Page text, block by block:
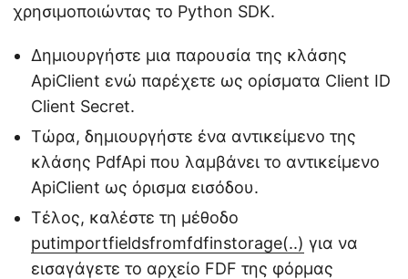
χρησιμοποιώντας το Python SDK.
Δημιουργήστε μια παρουσία της κλάσης
ApiClient ενώ παρέχετε ως ορίσματα Client ID
Client Secret.
Τώρα, δημιουργήστε ένα αντικείμενο της
κλάσης PdfApi που λαμβάνει το αντικείμενο
ApiClient ως όρισμα εισόδου.
Τέλος, καλέστε τη μέθοδο
putimportfieldsfromfdfinstorage(..) για να
εισαγάγετε το αρχείο FDF της φόρμας